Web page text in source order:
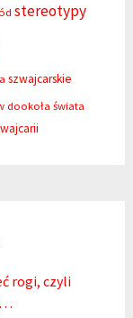
stereotypy
szwajcarskie
dookoła świata
rogi, czyli